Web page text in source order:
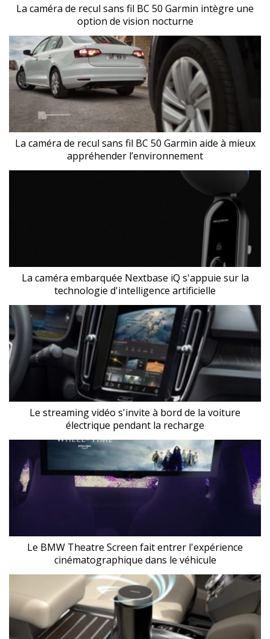
La caméra de recul sans fil BC 50 Garmin intègre une
option de vision nocturne
La caméra de recul sans fil BC 50 Garmin aide à mieux
appréhender l’environnement
La caméra embarquée Nextbase iQ s'appuie sur la
technologie d'intelligence artificielle
Le streaming vidéo s'invite à bord de la voiture
électrique pendant la recharge
Le BMW Theatre Screen fait entrer l'expérience
cinématographique dans le véhicule